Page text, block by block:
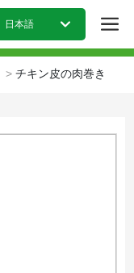
日本語
日本語
チキン皮の肉巻き